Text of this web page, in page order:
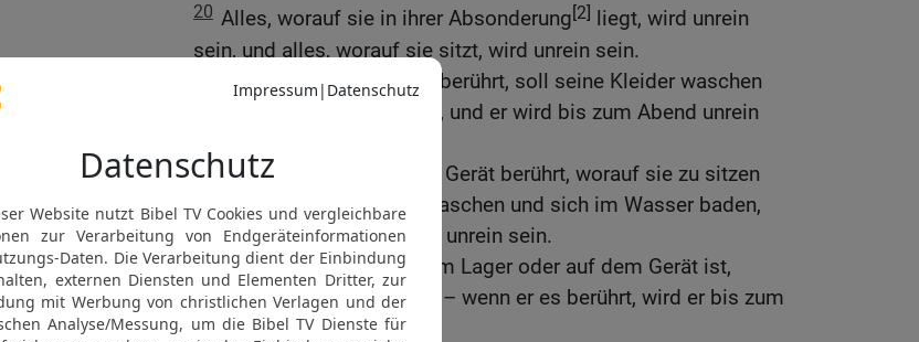
20 Alles, worauf sie in ihrer Absonderung[2] liegt, wird unrein
sein, und alles, worauf sie sitzt, wird unrein sein.
Und jeder, der ihr Lager berührt, soll seine Kleider waschen
und sich im Wasser baden, und er wird bis zum Abend unrein
22 Und jeder, der irgendein Gerät berührt, worauf sie zu sitzen
pflegt, soll seine Kleider waschen und sich im Wasser baden,
und er wird bis zum Abend unrein sein.
23 Und wenn etwas auf dem Lager oder auf dem Gerät ist,
worauf sie zu sitzen pflegt – wenn er es berührt, wird er bis zum
Abend unrein sein.